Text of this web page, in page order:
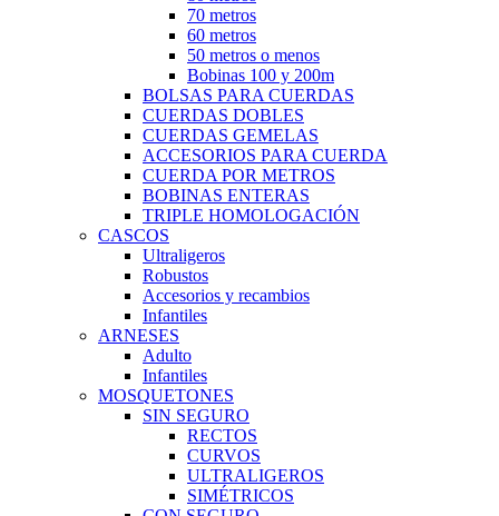
70 metros
60 metros
50 metros o menos
Bobinas 100 y 200m
BOLSAS PARA CUERDAS
CUERDAS DOBLES
CUERDAS GEMELAS
ACCESORIOS PARA CUERDA
CUERDA POR METROS
BOBINAS ENTERAS
TRIPLE HOMOLOGACIÓN
CASCOS
Ultraligeros
Robustos
Accesorios y recambios
Infantiles
ARNESES
Adulto
Infantiles
MOSQUETONES
SIN SEGURO
RECTOS
CURVOS
ULTRALIGEROS
SIMÉTRICOS